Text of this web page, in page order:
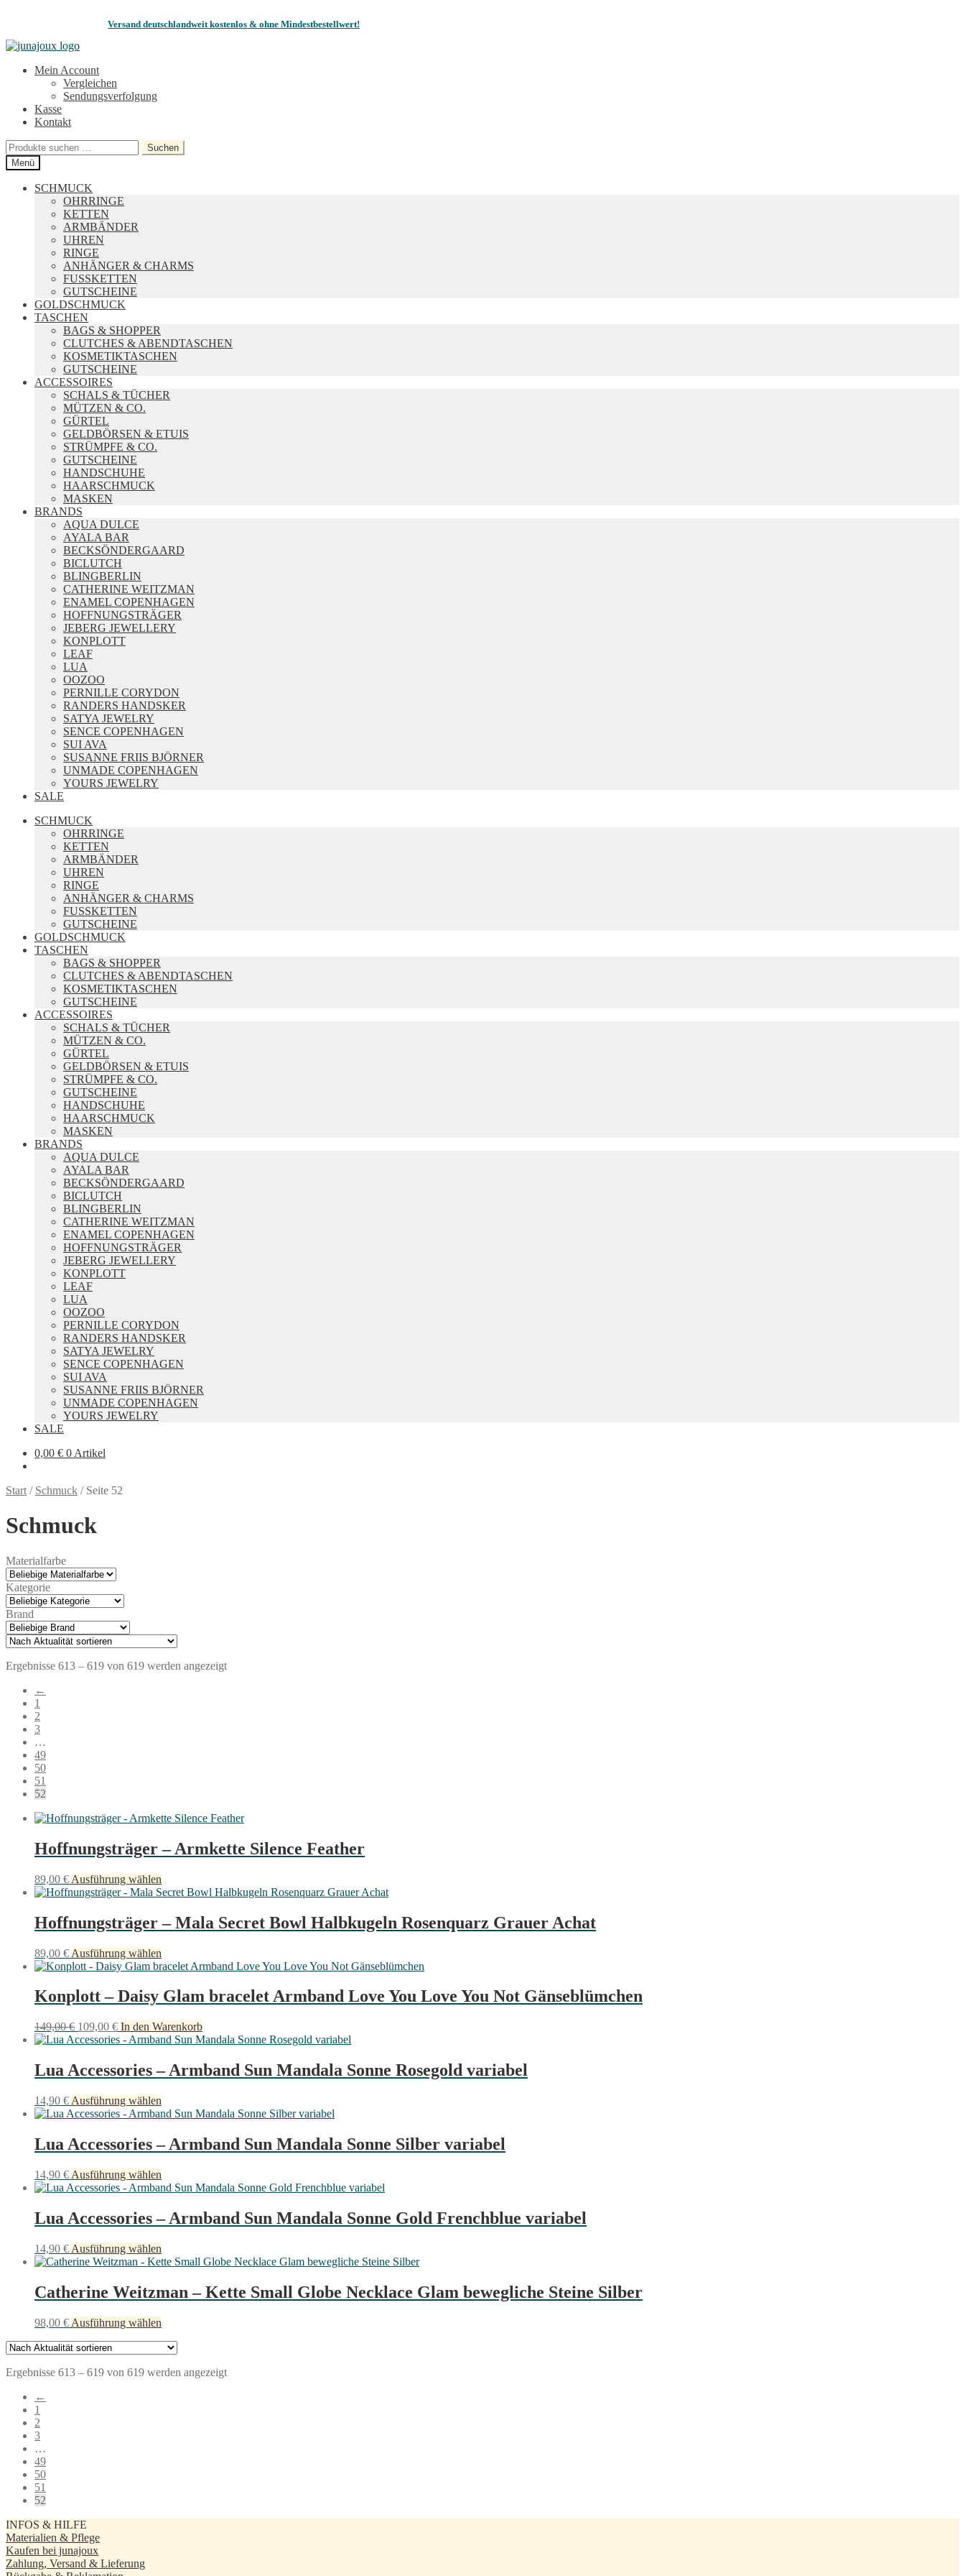
Versand deutschlandweit kostenlos & ohne Mindestbestellwert!
Zur
springen
Zum
springenMein Account
Vergleichen
Sendungsverfolgung
Kasse
Kontakt
Suchen
nach:
Suchen
Menü
SCHMUCK
OHRRINGE
KETTEN
ARMBÄNDER
UHREN
RINGE
ANHÄNGER & CHARMS
FUSSKETTEN
GUTSCHEINE
GOLDSCHMUCK
TASCHEN
BAGS & SHOPPER
CLUTCHES & ABENDTASCHEN
KOSMETIKTASCHEN
GUTSCHEINE
ACCESSOIRES
SCHALS & TÜCHER
MÜTZEN & CO.
GÜRTEL
GELDBÖRSEN & ETUIS
STRÜMPFE & CO.
GUTSCHEINE
HANDSCHUHE
HAARSCHMUCK
MASKEN
BRANDS
AQUA DULCE
AYALA BAR
BECKSÖNDERGAARD
BICLUTCH
BLINGBERLIN
CATHERINE WEITZMAN
ENAMEL COPENHAGEN
HOFFNUNGSTRÄGER
JEBERG JEWELLERY
KONPLOTT
LEAF
LUA
OOZOO
PERNILLE CORYDON
RANDERS HANDSKER
SATYA JEWELRY
SENCE COPENHAGEN
SUI AVA
SUSANNE FRIIS BJÖRNER
UNMADE COPENHAGEN
YOURS JEWELRY
SALE
SCHMUCK
OHRRINGE
KETTEN
ARMBÄNDER
UHREN
RINGE
ANHÄNGER & CHARMS
FUSSKETTEN
GUTSCHEINE
GOLDSCHMUCK
TASCHEN
BAGS & SHOPPER
CLUTCHES & ABENDTASCHEN
KOSMETIKTASCHEN
GUTSCHEINE
ACCESSOIRES
SCHALS & TÜCHER
MÜTZEN & CO.
GÜRTEL
GELDBÖRSEN & ETUIS
STRÜMPFE & CO.
GUTSCHEINE
HANDSCHUHE
HAARSCHMUCK
MASKEN
BRANDS
AQUA DULCE
AYALA BAR
BECKSÖNDERGAARD
BICLUTCH
BLINGBERLIN
CATHERINE WEITZMAN
ENAMEL COPENHAGEN
HOFFNUNGSTRÄGER
JEBERG JEWELLERY
KONPLOTT
LEAF
LUA
OOZOO
PERNILLE CORYDON
RANDERS HANDSKER
SATYA JEWELRY
SENCE COPENHAGEN
SUI AVA
SUSANNE FRIIS BJÖRNER
UNMADE COPENHAGEN
YOURS JEWELRY
SALE
0,00 € 0 Artikel
Start / Schmuck / Seite 52
Schmuck
Materialfarbe
Kategorie
Brand
Ergebnisse 613 – 619 von 619 werden angezeigtNach
←
1
2
3
…
49
50
51
52
Hoffnungsträger – Armkette Silence Feather
89,00 € Ausführung wählen
Produkt
mehrere
Varianten
Die
Optionen
auf
der
Produktseite
gewählt
werden
Hoffnungsträger – Mala Secret Bowl Halbkugeln Rosenquarz Grauer Achat
89,00 € Ausführung wählen
Produkt
mehrere
Varianten
Die
Optionen
auf
der
Produktseite
gewählt
werden
Konplott – Daisy Glam bracelet Armband Love You Love You Not Gänseblümchen
149,00€ Ursprünglicher
Preis
109,00 €Aktueller
Preis
109,00 €.
In den Warenkorb
Lua Accessories – Armband Sun Mandala Sonne Rosegold variabel
14,90 € Ausführung wählen
Produkt
mehrere
Varianten
Die
Optionen
auf
der
Produktseite
gewählt
werden
Lua Accessories – Armband Sun Mandala Sonne Silber variabel
14,90 € Ausführung wählen
Produkt
mehrere
Varianten
Die
Optionen
auf
der
Produktseite
gewählt
werden
Lua Accessories – Armband Sun Mandala Sonne Gold Frenchblue variabel
14,90 € Ausführung wählen
Produkt
Varianten
Die
Optionen
können
der
Catherine Weitzman – Kette Small Globe Necklace Glam bewegliche Steine Silber
98,00 € Ausführung wählen
weist
Varianten
Ergebnisse 613 – 619 von 619 werden angezeigtNach
←
1
2
3
…
49
50
51
52
INFOS & HILFE
Materialien & Pflege
Kaufen bei junajoux
Zahlung, Versand & Lieferung